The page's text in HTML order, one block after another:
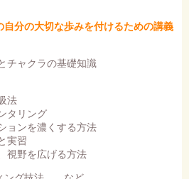
自分の大切な歩みを付けるための講義
チャクラの基礎知識
法
タリング
ョンを濃くする方法
実習
視野を広げる方法